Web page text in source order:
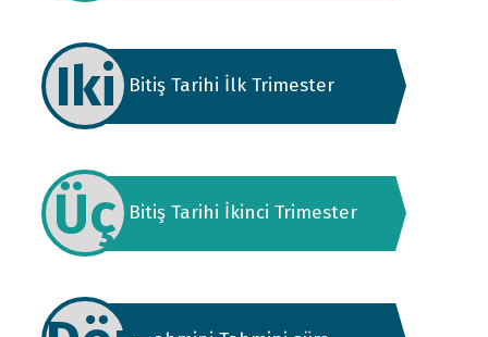
Iki Bitiş Tarihi İlk Trimester
Üç Bitiş Tarihi İkinci Trimester